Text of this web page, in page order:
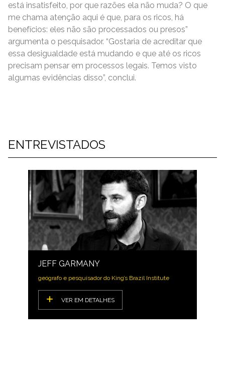
está insatisfeito, por que razões ela não muda? O que
me chama atenção aqui é que, para os ricos, há
benefícios: eles não são processados ou presos”
argumenta o pesquisador. “Gostaria de acreditar que
essa desigualdade está mudando e que até os ricos
precisam pensar em processos legais. Temos visto
algumas evidências disso”, conclui.
ENTREVISTADOS
JEFF GARMANY
geógrafo e pesquisador do King’s Brazil Institute
VER EM DETALHES